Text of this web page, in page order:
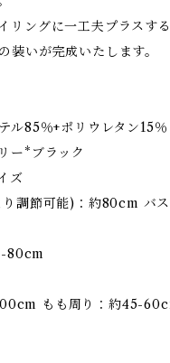
リングに一工夫プラスす
装いが完成いたします。
ル85％+ポリウレタン15％
ー*ブラック
ズ
り調節可能)：約80cm バ
80cm
もも周り：約45-